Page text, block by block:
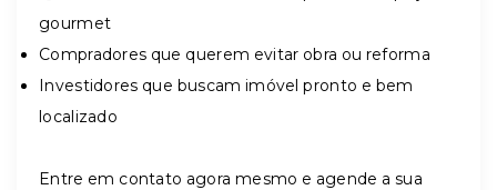
gourmet
Compradores que querem evitar obra ou reforma
Investidores que buscam imóvel pronto e bem
localizado
Entre em contato agora mesmo e agende a sua